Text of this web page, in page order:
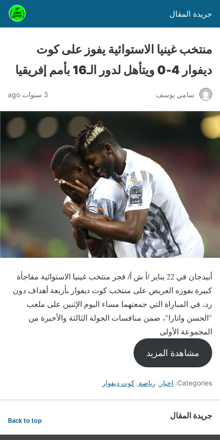
جريدة المقال
منتخب غينيا الاستوائية يفوز على كوت
ديفوار 4-0 ويتأهل لدور الـ16 بأمم إفريقيا
سامي يوسف 3 سنوات ago
أبيدجان في 22 يناير /أ ش أ/ فجر منتخب غينيا الاستوائية مفاجأة
كبيرة بفوزه العريض على منتخب كوت ديفوار بأربعة أهداف دون
رد، في المباراة التي جمعتهما مساء اليوم الإثنين على ملعب
"الحسن واتارا"، ضمن منافسات الجولة الثالثة والأخيرة من
المجموعة الأولى
مشاهدة المزيد
Categories: اخبار , رياضة, كوت ديفوار
جريدة المقال Back to top